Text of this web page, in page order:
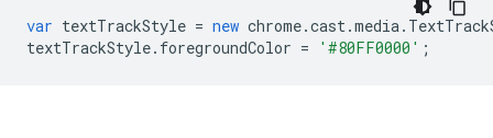
var textTrackStyle = new chrome.cast.media.
textTrackStyle. foregroundColor = '#80FF0000' ;